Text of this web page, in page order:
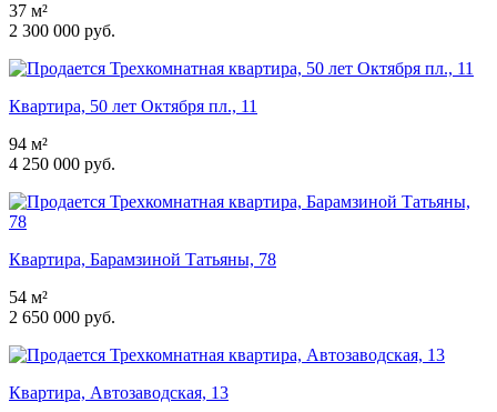
37 м²
2 300 000 руб.
Квартира, 50 лет Октября пл., 11
94 м²
4 250 000 руб.
Квартира, Барамзиной Татьяны, 78
54 м²
2 650 000 руб.
Квартира, Автозаводская, 13